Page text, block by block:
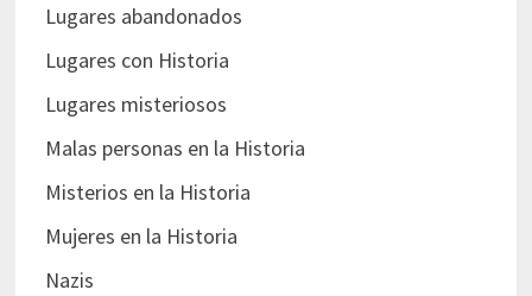
Lugares abandonados
Lugares con Historia
Lugares misteriosos
Malas personas en la Historia
Misterios en la Historia
Mujeres en la Historia
Nazis